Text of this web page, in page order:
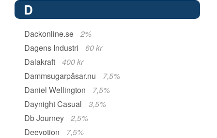
D
Dackonline.se
2%
Dagens Industri
60 kr
Dalakraft
400 kr
Dammsugarpåsar.nu
7,5%
Daniel Wellington
7,5%
Daynight Casual
3,5%
Db Journey
2,5%
Deevotion
7,5%